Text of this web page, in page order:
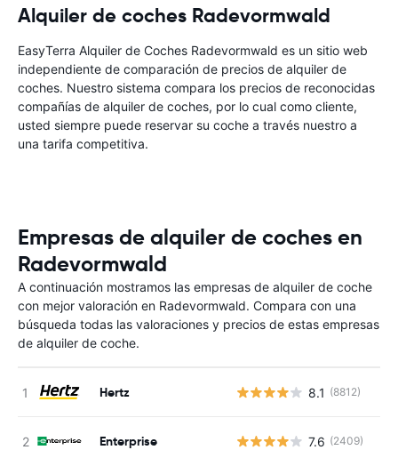
Alquiler de coches Radevormwald
EasyTerra Alquiler de Coches Radevormwald es un sitio web
independiente de comparación de precios de alquiler de
coches. Nuestro sistema compara los precios de reconocidas
compañías de alquiler de coches, por lo cual como cliente,
usted siempre puede reservar su coche a través nuestro a
una tarifa competitiva.
Empresas de alquiler de coches en
Radevormwald
A continuación mostramos las empresas de alquiler de coche
con mejor valoración en Radevormwald. Compara con una
búsqueda todas las valoraciones y precios de estas empresas
de alquiler de coche.
Hertz 8.1 (8812)
Enterprise 7.6 (2409)